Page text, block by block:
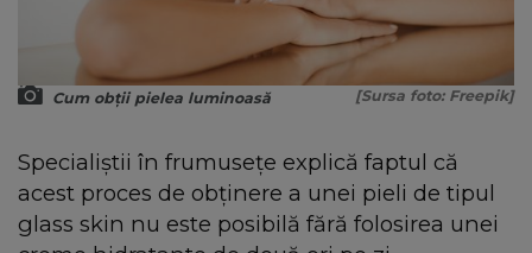
Cum obții pielea luminoasă [Sursa foto: Freepik]
Specialiștii în frumusețe explică faptul că
acest proces de obținere a unei pieli de tipul
glass skin nu este posibilă fără folosirea unei